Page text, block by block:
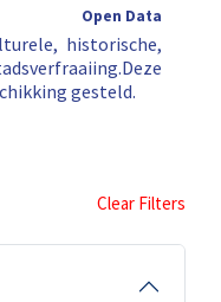
Open Data
historische,
gesteld.
Clear Filters